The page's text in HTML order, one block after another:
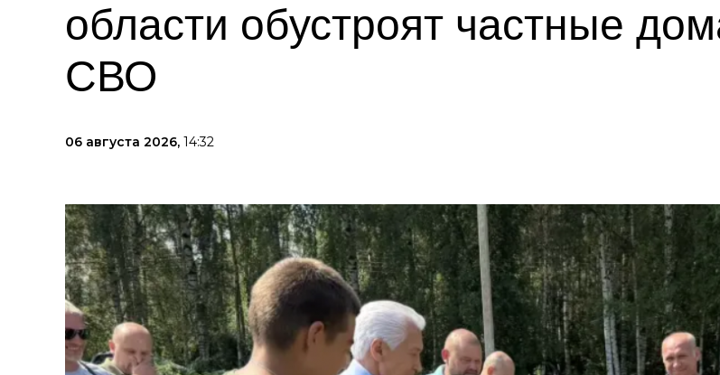
области обустроят частные
СВО
06 августа 2026, 14:32